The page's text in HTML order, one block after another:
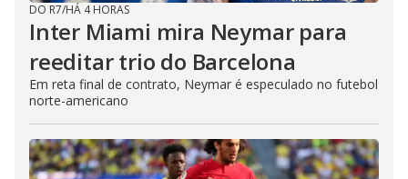
DO R7/HÁ 4 HORAS
Inter Miami mira Neymar para
reeditar trio do Barcelona
Em reta final de contrato, Neymar é especulado no futebol
norte-americano